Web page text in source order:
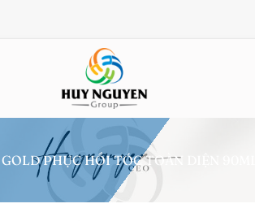
PHỤC HỒI TÓC TOÀN DIỆN 90ML